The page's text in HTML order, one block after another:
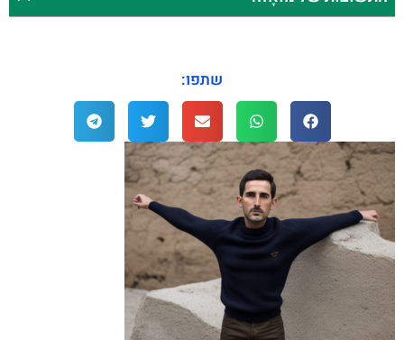
שתפו: